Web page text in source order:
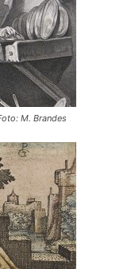
M. Brandes